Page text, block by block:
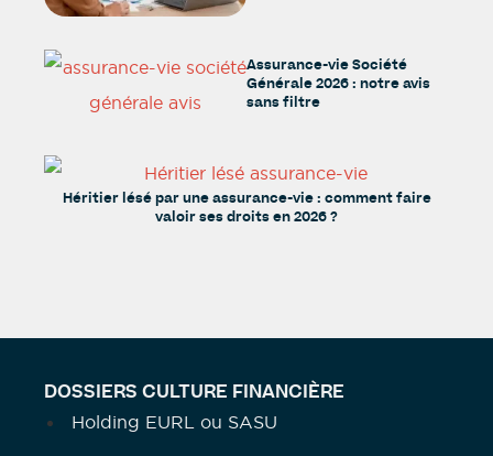
Assurance-vie Société
Générale 2026 : notre avis
sans filtre
Héritier lésé par une assurance-vie : comment faire
valoir ses droits en 2026 ?
DOSSIERS CULTURE FINANCIÈRE
Holding EURL ou SASU